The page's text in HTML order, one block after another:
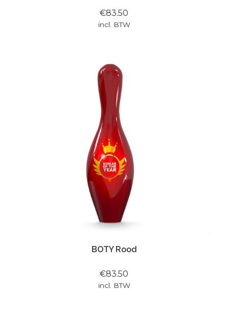
€83.50
incl. BTW
BOTY Rood
€83.50
incl. BTW